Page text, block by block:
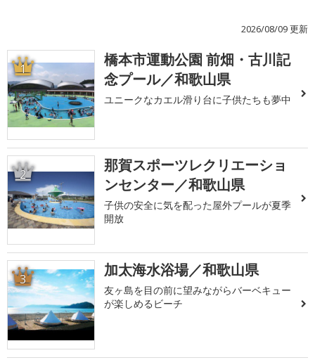
2026/08/09 更新
1
橋本市運動公園 前畑・古川記
念プール／和歌山県
ユニークなカエル滑り台に子供たちも夢中
2
那賀スポーツレクリエーショ
ンセンター／和歌山県
子供の安全に気を配った屋外プールが夏季
開放
3 加太海水浴場／和歌山県
友ヶ島を目の前に望みながらバーベキュー
が楽しめるビーチ